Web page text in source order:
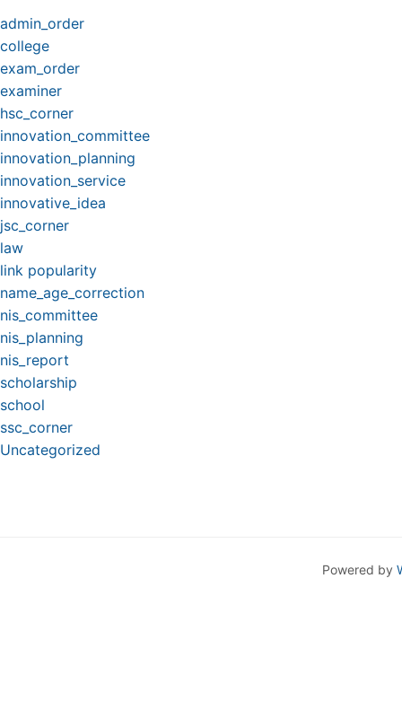
admin_order
college
exam_order
examiner
hsc_corner
innovation_committee
innovation_planning
innovation_service
innovative_idea
jsc_corner
law
link popularity
name_age_correction
nis_committee
nis_planning
nis_report
scholarship
school
ssc_corner
Uncategorized
Powered by